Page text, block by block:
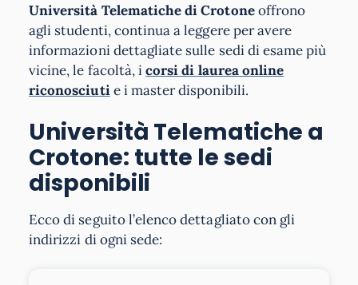
Università Telematiche di Crotoneoffrono
agli studenti, continua a leggere per avere
informazioni dettagliate sulle sedi di esame più
vicine, le facoltà, icorsi di laurea online
riconosciutie i master disponibili.
Università Telematiche a
Crotone: tutte le sedi
disponibili
Ecco di seguito l’elenco dettagliato con gli
indirizzi di ogni sede: